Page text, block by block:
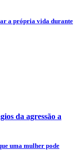
a própria vida durante
da agressão a
uma mulher pode